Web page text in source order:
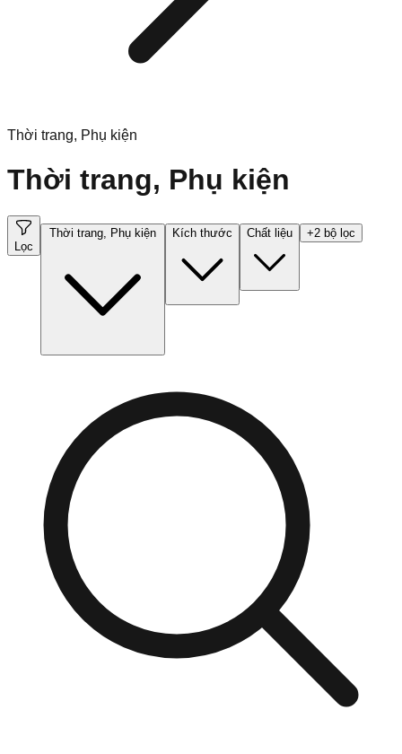
Thời trang, Phụ kiện
Thời trang, Phụ kiện
Lọc
Thời trang, Phụ kiện Kích thước Chất liệu +2 bộ lọc